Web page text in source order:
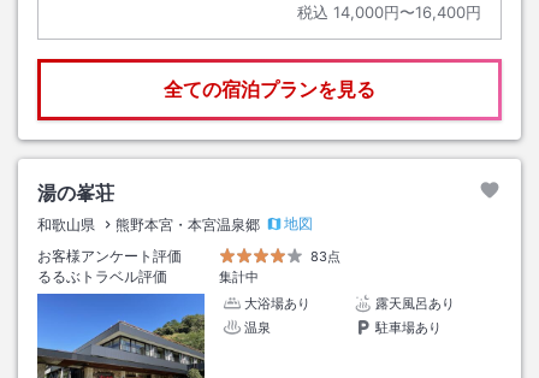
税込 14,000円〜16,400円
全ての宿泊プランを見る
湯の峯荘
和歌山県 熊野本宮・本宮温泉郷
地図
お客様アンケート評価
83点
るるぶトラベル評価
集計中
大浴場あり
露天風呂あり
温泉
駐車場あり